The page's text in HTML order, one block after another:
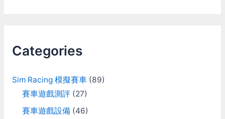
h
Categories
Sim Racing 模擬賽車(89)
賽車遊戲測評(27)
賽車遊戲設備(46)